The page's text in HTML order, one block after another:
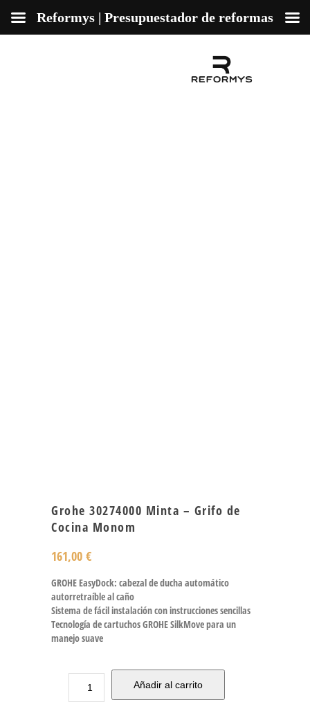
Grohe 30274000 Minta – Grifo de
Cocina Monom
161,00 €
GROHE EasyDock: cabezal de ducha automático
autorretraíble al caño
Sistema de fácil instalación con instrucciones sencillas
Tecnología de cartuchos GROHE SilkMove para un
manejo suave
Añadir al carrito
Reformys | Presupuestador de reformas